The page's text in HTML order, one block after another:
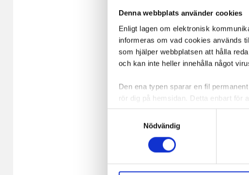
Denna webbplats använder cookies
Enligt lagen om elektronisk
informeras om vad cookies används
som hjälper webbplatsen att hålla
och kan inte heller innehålla något
Den ena typen sparar en fil
rör dig på hemsidan. Detta enbart för
de flesta webbläsare har funktioner
någon koppling till personlig
Den andra typen av cookies som
Nödvändig
Whiteboard E3 emalj
1 981,35 kr/st
På externt lager ca
-